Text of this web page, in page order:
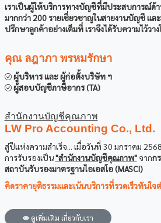
เราเป็นผู้ให้บริการทางบัญชีที่มีประสบการณ์ด้
มากกว่า 200 รายเชี่ยวชาญในสายงานบัญชี แล
ปรึกษาลูกค้าอย่างเต็มที่ เราจึงได้รับความไว้วา
คุณ ลฎาภา พรหมรักษา
ผู้บริหาร และ ผู้ก่อตั้งบริษัท ฯ
ผู้สอบบัญชีภาษีอากร (TA)
สำนักงานบัญชีคุณภาพ
LW Pro Accounting Co., Ltd.
สู่ปีแห่งความสำเร็จ... เมื่อวันที่ 30 มกราคม 2568
การรับรองเป็น"สำนักงานบัญชีคุณภาพ"จากก
สถาบันรับรองมาตรฐานไอเอสโอ (MASCI)
คิดราคายุติธรรมและเน้นบริการที่รวดเร็วทันใจ
ดูเพิ่มเติม เกี่ยวกับเรา